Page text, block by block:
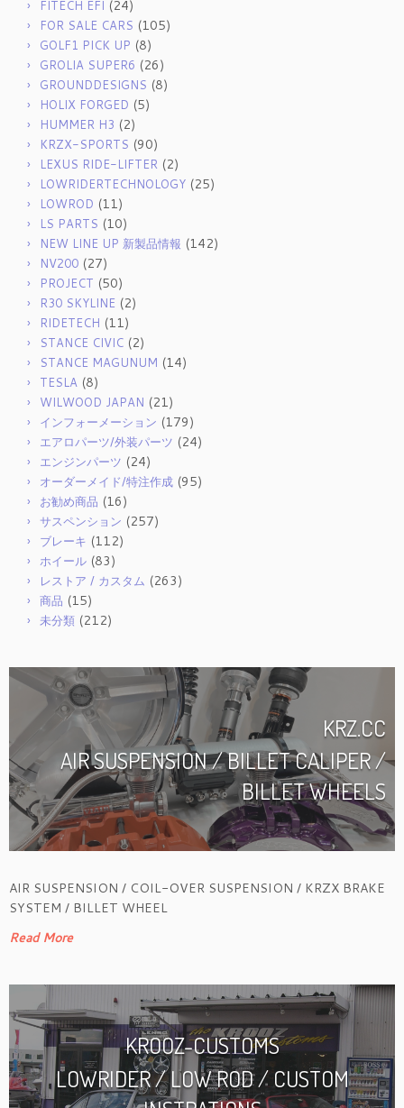
FITECH EFI (24)
FOR SALE CARS (105)
GOLF1 PICK UP (8)
GROLIA SUPER6 (26)
GROUNDDESIGNS (8)
HOLIX FORGED (5)
HUMMER H3 (2)
KRZX-SPORTS (90)
LEXUS RIDE-LIFTER (2)
LOWRIDERTECHNOLOGY (25)
LOWROD (11)
LS PARTS (10)
NEW LINE UP 新製品情報 (142)
NV200 (27)
PROJECT (50)
R30 SKYLINE (2)
RIDETECH (11)
STANCE CIVIC (2)
STANCE MAGUNUM (14)
TESLA (8)
WILWOOD JAPAN (21)
インフォーメーション (179)
エアロパーツ/外装パーツ (24)
エンジンパーツ (24)
オーダーメイド/特注作成 (95)
お勧め商品 (16)
サスペンション (257)
ブレーキ (112)
ホイール (83)
レストア / カスタム (263)
商品 (15)
未分類 (212)
KRZ.CC
AIR SUSPENSION / BILLET CALIPER /
BILLET WHEELS
AIR SUSPENSION / COIL-OVER SUSPENSION / KRZX BRAKE
SYSTEM / BILLET WHEEL
Read More
KROOZ-CUSTOMS
LOWRIDER / LOW ROD / CUSTOM